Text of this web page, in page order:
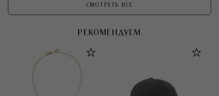
СМОТРЕТЬ ВСЕ
РЕКОМЕНДУЕМ